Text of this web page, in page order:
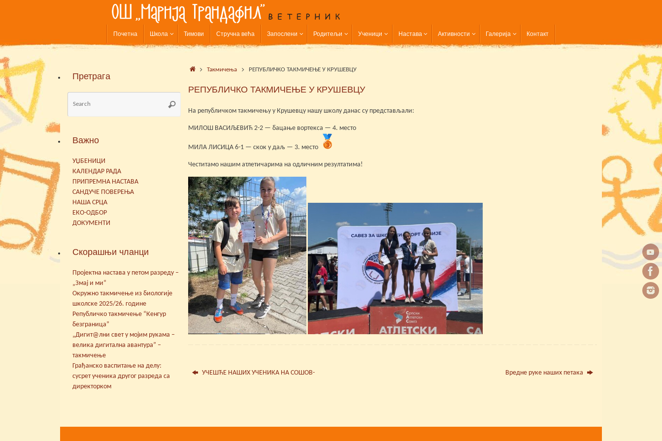
Почетна Школа Тимови Стручна већа Запослени Родитељи Ученици Настава Активности Галерија Контакт
HomeТакмичења РЕПУБЛИЧКО ТАКМИЧЕЊЕ У КРУШЕВЦУ
РЕПУБЛИЧКО ТАКМИЧЕЊЕ У КРУШЕВЦУ
На републичком такмичењу у Крушевцу нашу школу данас су представљали:
МИЛОШ ВАСИЉЕВИЋ 2-2 — бацање вортекса — 4. место
МИЛА ЛИСИЦА 6-1 — скок у даљ — 3. место
Честитамо нашим атлетичарима на одличним резултатима!
УЧЕШЋЕ НАШИХ УЧЕНИКА НА СОШОВ- Вредне руке наших петака
Претрага
for:
Search
Важно
УЏБЕНИЦИ
КАЛЕНДАР РАДА
ПРИПРЕМНА НАСТАВА
САНДУЧЕ ПОВЕРЕЊА
НАША СРЦА
ЕКО-ОДБОР
ДОКУМЕНТИ
Скорашњи чланци
Пројектна настава у петом разреду –
„Змај и ми“
Окружно такмичење из биологије
школске 2025/26. године
Републичко такмичење “Кенгур
безграница”
„Дигит@лни свет у мојим рукама –
велика дигитална авантура” –
такмичење
Грађанско васпитање на делу:
сусрет ученика другог разреда са
директорком